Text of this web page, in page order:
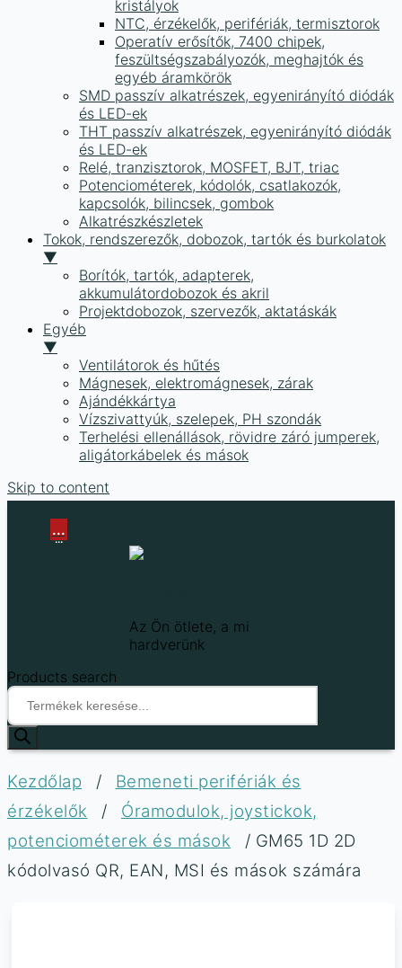
kristályok
NTC, érzékelők, perifériák, termisztorok
Operatív erősítők, 7400 chipek,
feszültségszabályozók, meghajtók és
egyéb áramkörök
SMD passzív alkatrészek, egyenirányító diódák
és LED-ek
THT passzív alkatrészek, egyenirányító diódák
és LED-ek
Relé, tranzisztorok, MOSFET, BJT, triac
Potenciométerek, kódolók, csatlakozók,
kapcsolók, bilincsek, gombok
Alkatrészkészletek
Tokok, rendszerezők, dobozok, tartók és burkolatok
▼
Borítók, tartók, adapterek,
akkumulátordobozok és akril
Projektdobozok, szervezők, aktatáskák
Egyéb
▼
Ventilátorok és hűtés
Mágnesek, elektromágnesek, zárak
Ajándékkártya
Vízszivattyúk, szelepek, PH szondák
Terhelési ellenállások, rövidre záró jumperek,
aligátorkábelek és mások
Skip to content
Az Ön ötlete, a mi
hardverünk
Products search
...
...
Kezdőlap /
Bemeneti perifériák és
érzékelők
/
Óramodulok, joystickok,
potenciométerek és mások
/ GM65 1D 2D
kódolvasó QR, EAN, MSI és mások számára